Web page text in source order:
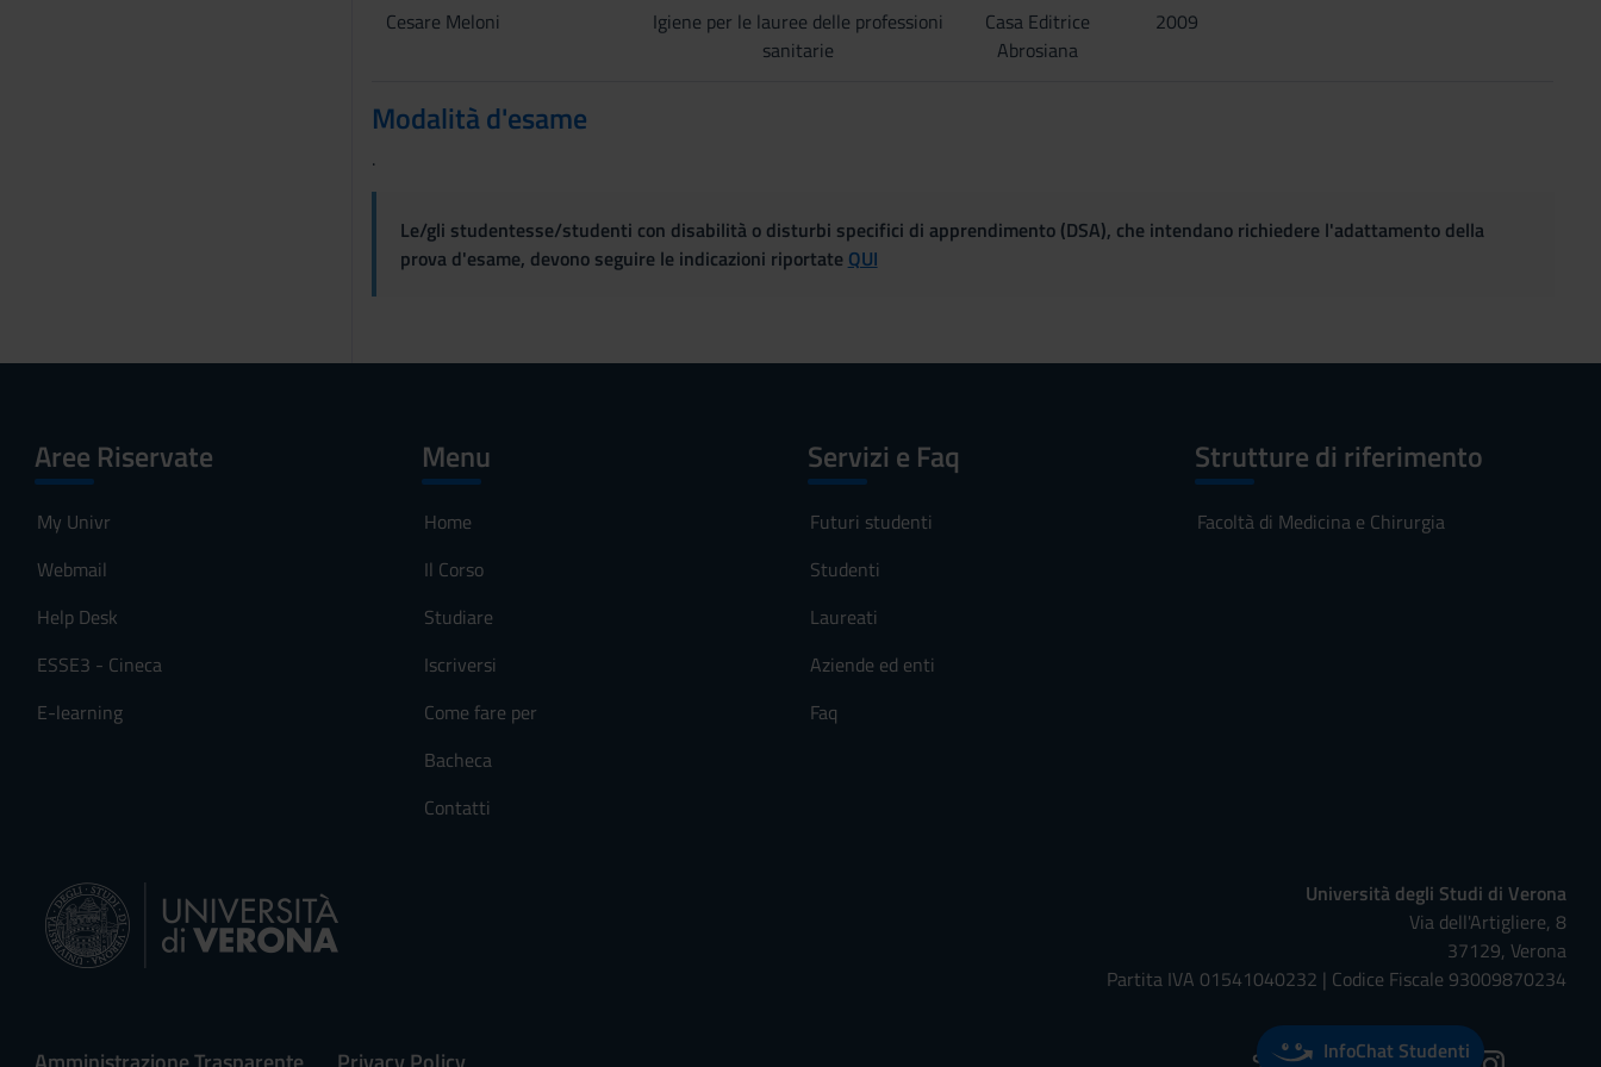
Cesare Meloni
Igiene per le lauree delle professioni
sanitarie
Casa Editrice
Abrosiana
2009
Modalità d'esame
.
Le/gli studentesse/studenti con disabilità o disturbi specifici di apprendimento (DSA), che intendano richiedere l'adattamento della
prova d'esame, devono seguire le indicazioni riportate QUI
Aree Riservate
My Univr
Webmail
Help Desk
ESSE3 - Cineca
E-learning
Menu
Home
Il Corso
Studiare
Iscriversi
Come fare per
Bacheca
Contatti
Servizi e Faq
Futuri studenti
Studenti
Laureati
Aziende ed enti
Faq
Strutture di riferimento
Facoltà di Medicina e Chirurgia
Università degli Studi di Verona
Via dell'Artigliere, 8
37129, Verona
Partita IVA 01541040232 | Codice Fiscale 93009870234
InfoChat Studenti